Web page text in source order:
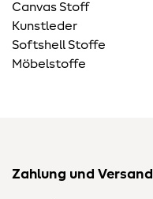
Canvas Stoff
Kunstleder
Softshell Stoffe
Möbelstoffe
Zahlung und Versand